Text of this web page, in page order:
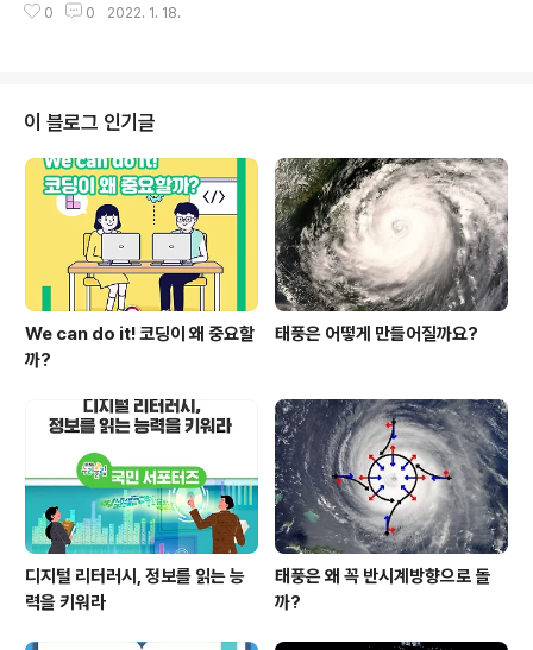
도록 교육부와 함께하는 서포터즈 누리울림 모집 기간이 2
0 0 2022. 1. 18.
이 블로그 인기글
We can do it! 코딩이 왜 중요할
까?
태풍은 어떻게 만들어질까요?
디지털 리터러시, 정보를 읽는 능
력을 키워라
태풍은 왜 꼭 반시계방향으로 돌
까?